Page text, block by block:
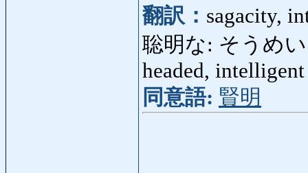
翻訳： sagacity,
聡明な: そうめい
headed, intelligent
同意語: 賢明